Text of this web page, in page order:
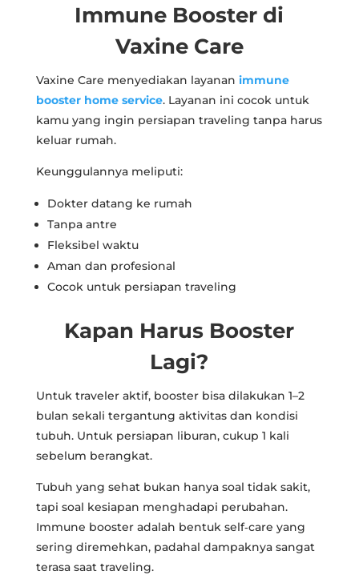
Immune Booster di
Vaxine Care
Vaxine Care menyediakan layanan immune
booster home service. Layanan ini cocok untuk
kamu yang ingin persiapan traveling tanpa harus
keluar rumah.
Keunggulannya meliputi:
Dokter datang ke rumah
Tanpa antre
Fleksibel waktu
Aman dan profesional
Cocok untuk persiapan traveling
Kapan Harus Booster
Lagi?
Untuk traveler aktif, booster bisa dilakukan 1–2
bulan sekali tergantung aktivitas dan kondisi
tubuh. Untuk persiapan liburan, cukup 1 kali
sebelum berangkat.
Tubuh yang sehat bukan hanya soal tidak sakit,
tapi soal kesiapan menghadapi perubahan.
Immune booster adalah bentuk self‑care yang
sering diremehkan, padahal dampaknya sangat
terasa saat traveling.